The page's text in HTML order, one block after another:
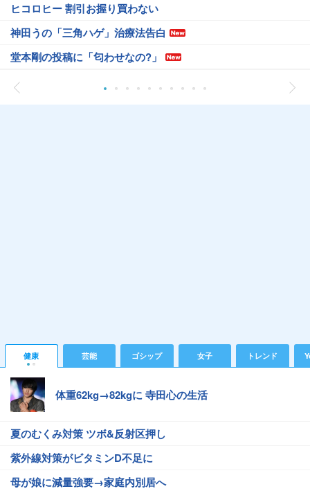
ヒコロヒー 割引お握り買わない
神田うの「三角ハゲ」治療法告白
堂本剛の投稿に「匂わせなの?」
健康 芸能 ゴシップ 女子 トレンド
体重62kg→82kgに 寺田心の生活
夏のむくみ対策 ツボ&反射区押し
紫外線対策がビタミンD不足に
母が娘に減量強要→家庭内別居へ